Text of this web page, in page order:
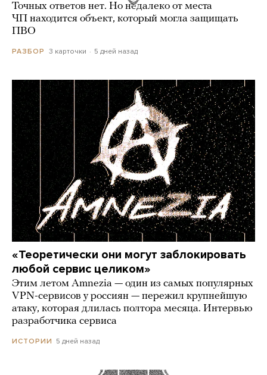
Точных ответов нет. Но недалеко от места
ЧП находится объект, который могла защищать
ПВО
РАЗБОР 3 карточки 5 дней назад
«Теоретически они могут заблокировать
любой сервис целиком»
Этим летом Amnezia — один из самых популярных
VPN-сервисов у россиян — пережил крупнейшую
атаку, которая длилась полтора месяца. Интервью
разработчика сервиса
ИСТОРИИ 5 дней назад